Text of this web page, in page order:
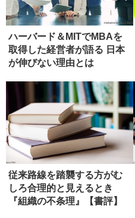
ハーバード＆MITでMBAを
取得した経営者が語る 日本
が伸びない理由とは
従来路線を踏襲する方がむ
しろ合理的と見えるとき
『組織の不条理』【書評】